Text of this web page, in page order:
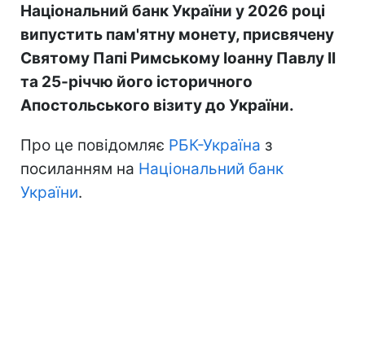
Національний банк України у 2026 році
випустить пам'ятну монету, присвячену
Святому Папі Римському Іоанну Павлу II
та 25-річчю його історичного
Апостольського візиту до України.
Про це повідомляє РБК-Україна з
посиланням на Національний банк
України.